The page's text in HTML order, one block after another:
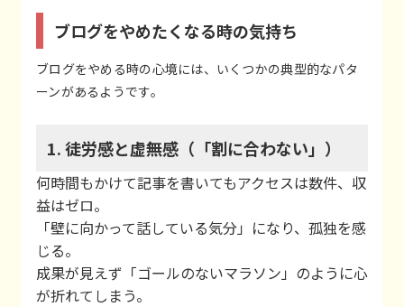
ブログをやめたくなる時の気持ち
ブログをやめる時の心境には、いくつかの典型的なパタ
ーンがあるようです。
1. 徒労感と虚無感（「割に合わない」）
何時間もかけて記事を書いてもアクセスは数件、収
益はゼロ。
「壁に向かって話している気分」になり、孤独を感
じる。
成果が見えず「ゴールのないマラソン」のように心
が折れてしまう。